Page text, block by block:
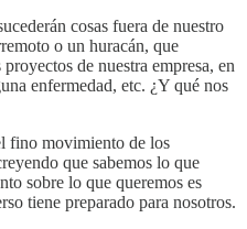
cosas fuera de nuestro
o un huracán, que
de nuestra empresa, en
enfermedad, etc. ¿Y qué nos
fino movimiento de los
que sabemos lo que
sobre lo que queremos es
tiene preparado para nosotros.